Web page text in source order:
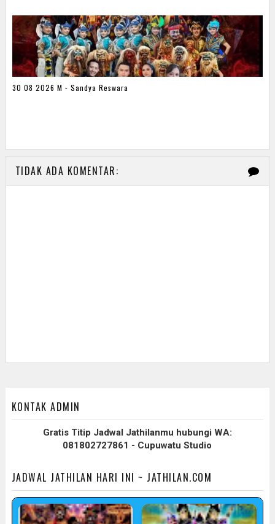
30 08 2026 M - Sandya Reswara
TIDAK ADA KOMENTAR:
KONTAK ADMIN
Gratis Titip Jadwal Jathilanmu hubungi WA:
081802727861 - Cupuwatu Studio
JADWAL JATHILAN HARI INI ~ JATHILAN.COM